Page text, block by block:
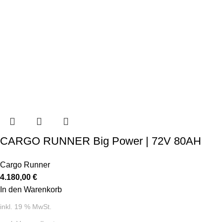
CARGO RUNNER Big Power | 72V 80AH
Cargo Runner
4.180,00 €
In den Warenkorb
inkl. 19 % MwSt.